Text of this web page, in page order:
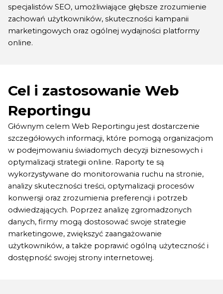
specjalistów SEO, umożliwiające głębsze zrozumienie
zachowań użytkowników, skuteczności kampanii
marketingowych oraz ogólnej wydajności platformy
online.
Cel i zastosowanie Web
Reportingu
Głównym celem Web Reportingu jest dostarczenie
szczegółowych informacji, które pomogą organizacjom
w podejmowaniu świadomych decyzji biznesowych i
optymalizacji strategii online. Raporty te są
wykorzystywane do monitorowania ruchu na stronie,
analizy skuteczności treści, optymalizacji procesów
konwersji oraz zrozumienia preferencji i potrzeb
odwiedzających. Poprzez analizę zgromadzonych
danych, firmy mogą dostosować swoje strategie
marketingowe, zwiększyć zaangażowanie
użytkowników, a także poprawić ogólną użyteczność i
dostępność swojej strony internetowej.